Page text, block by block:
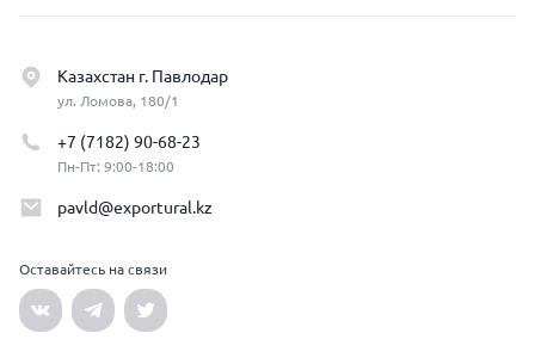
Казахстан г. Павлодар
ул. Ломова, 180/1
+7 (7182) 90-68-23
Пн-Пт: 9:00-18:00
pavld@exportural.kz
Оставайтесь на связи